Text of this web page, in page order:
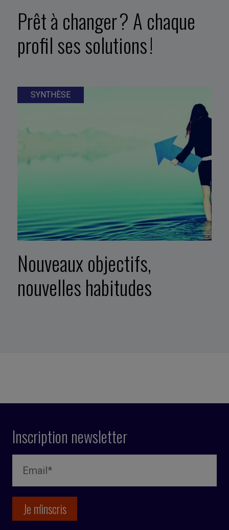
Prêt à changer ? A chaque
profil ses solutions !
SYNTHÈSE
Nouveaux objectifs,
nouvelles habitudes
Inscription newsletter